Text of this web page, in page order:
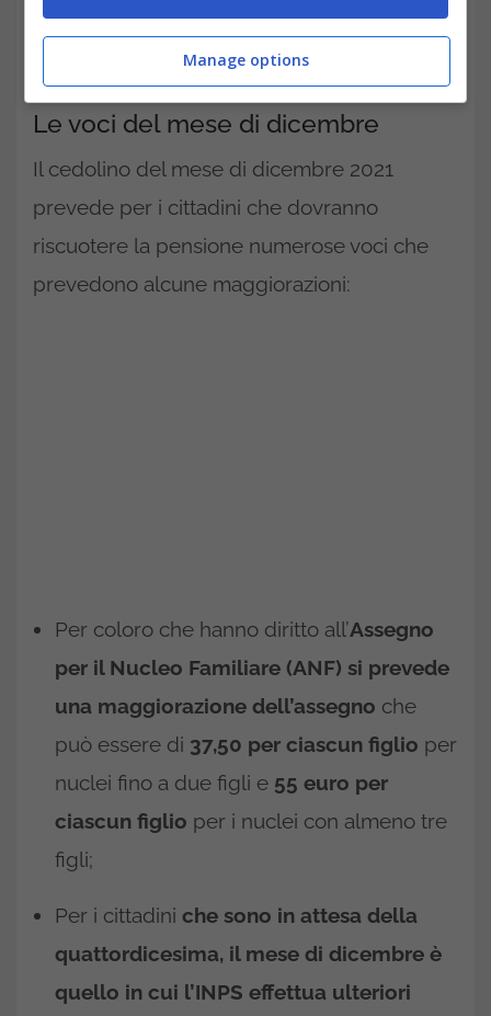
mese di dicembre? Ecco quello che c’è da
Le voci del mese di dicembre
Il cedolino del mese di dicembre 2021
prevede per i cittadini che dovranno
riscuotere la pensione numerose voci che
prevedono alcune maggiorazioni:
Per coloro che hanno diritto all’Assegno
per il Nucleo Familiare (ANF) si prevede
una maggiorazione dell’assegno che
può essere di 37,50 per ciascun figlio per
nuclei fino a due figli e 55 euro per
ciascun figlio per i nuclei con almeno tre
figli;
Per i cittadini che sono in attesa della
quattordicesima, il mese di dicembre è
quello in cui l’INPS effettua ulteriori
Manage options